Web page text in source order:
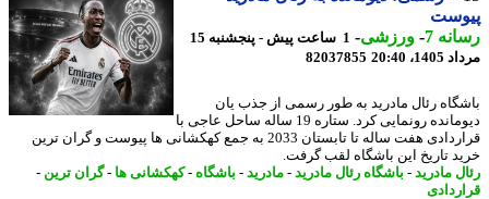
7
-ورزشی-
1 ساعت پیش - پنجشنبه 15
20:40
82037855
رئال مادرید به طور رسمی از جذب یان
دیومانده رونمایی کرد. ستاره 19 ساله ساحل عاجی با
قراردادی هفت ساله تا تابستان 2033 به جمع کهکشانی ها پیوست و گران ترین
تاریخ این باشگاه لقب گرفت.
مادرید- باشگاه رئال مادرید- مادرید- باشگاه-کهکشانی ها- گران ترین-